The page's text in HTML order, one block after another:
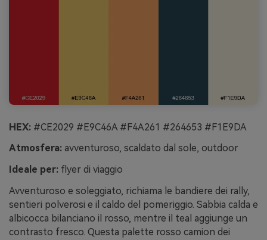
HEX: #CE2029 #E9C46A #F4A261 #264653 #F1E9DA
Atmosfera: avventuroso, scaldato dal sole, outdoor
Ideale per: flyer di viaggio
Avventuroso e soleggiato, richiama le bandiere dei rally,
sentieri polverosi e il caldo del pomeriggio. Sabbia calda e
albicocca bilanciano il rosso, mentre il teal aggiunge un
contrasto fresco. Questa palette rosso camion dei